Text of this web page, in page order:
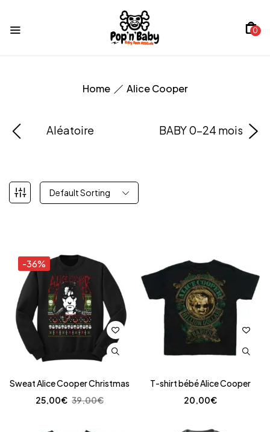
0
Home Alice Cooper
Aléatoire BABY 0-24 mois
Default Sorting
-36%
Sweat Alice Cooper Christmas
39,00€
25,00€
T-shirt bébé Alice Cooper
20,00€